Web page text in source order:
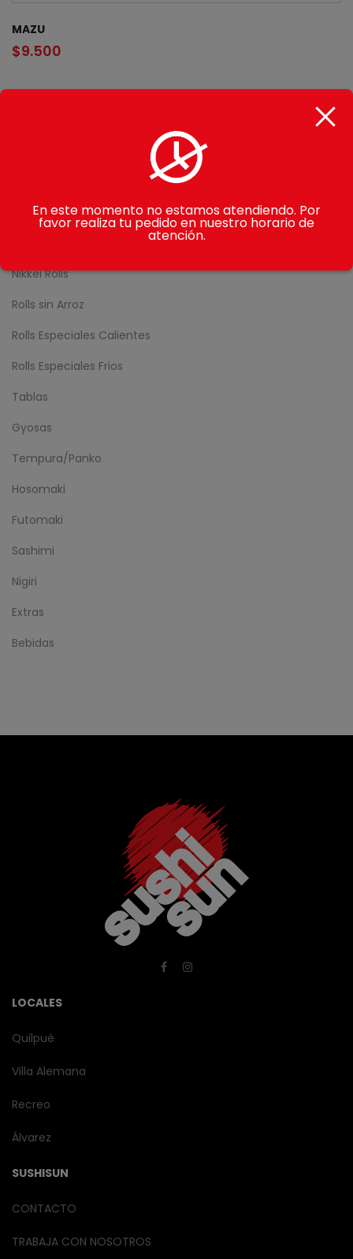
MAZU
$9.500
Avocado Rolls
Nikkei Rolls
Rolls sin Arroz
Rolls Especiales Calientes
Rolls Especiales Frios
Tablas
Gyosas
Tempura/Panko
Hosomaki
Futomaki
Sashimi
Nigiri
Extras
Bebidas
LOCALES
Quilpué
Villa Alemana
Recreo
Álvarez
SUSHISUN
CONTACTO
TRABAJA CON NOSOTROS
En este momento no estamos atendiendo. Por
favor realiza tu pedido en nuestro horario de
atención.